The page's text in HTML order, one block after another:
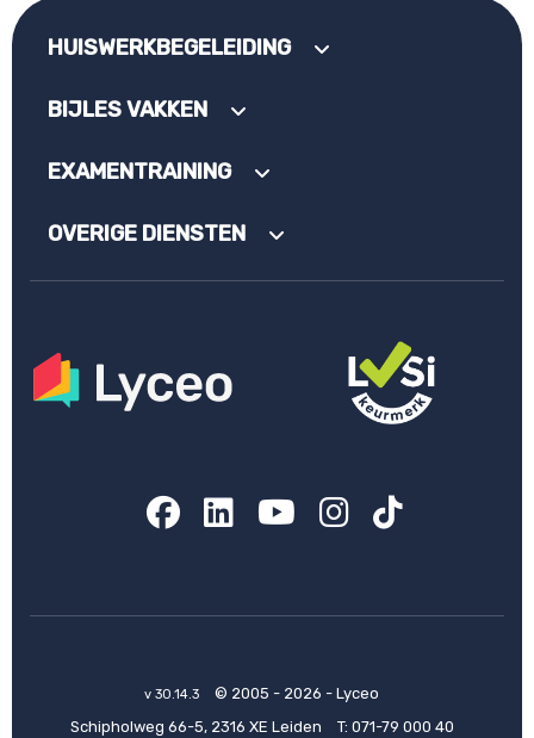
HUISWERKBEGELEIDING
BIJLES VAKKEN
EXAMENTRAINING
OVERIGE DIENSTEN
Facebook
LinkedIn
YouTube
Instagram
TikTok
v 30.14.3
© 2005 - 2026 - Lyceo
Schipholweg 66-5, 2316 XE Leiden
T: 071-79 000 40